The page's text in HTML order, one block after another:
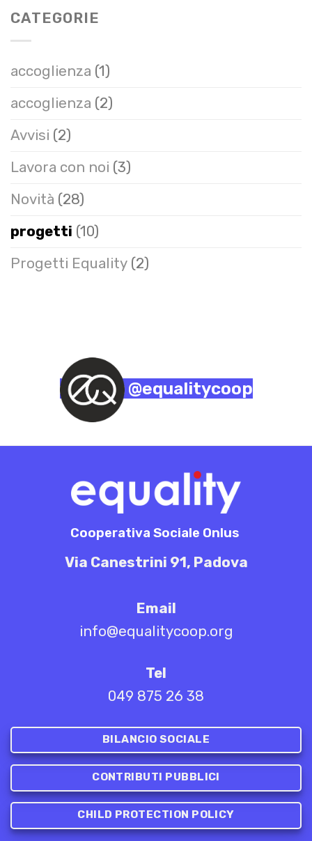
CATEGORIE
accoglienza (1)
accoglienza (2)
Avvisi (2)
Lavora con noi (3)
Novità (28)
progetti (10)
Progetti Equality (2)
@equalitycoop
Cooperativa Sociale Onlus
Via Canestrini 91, Padova
Email
info@equalitycoop.org
Tel
049 875 26 38
BILANCIO SOCIALE
CONTRIBUTI PUBBLICI
CHILD PROTECTION POLICY